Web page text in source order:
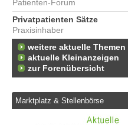
Patienten-Forum
Privatpatienten Sätze
Praxisinhaber
weitere aktuelle Themen
aktuelle Kleinanzeigen
zur Forenübersicht
Marktplatz & Stellenbörse